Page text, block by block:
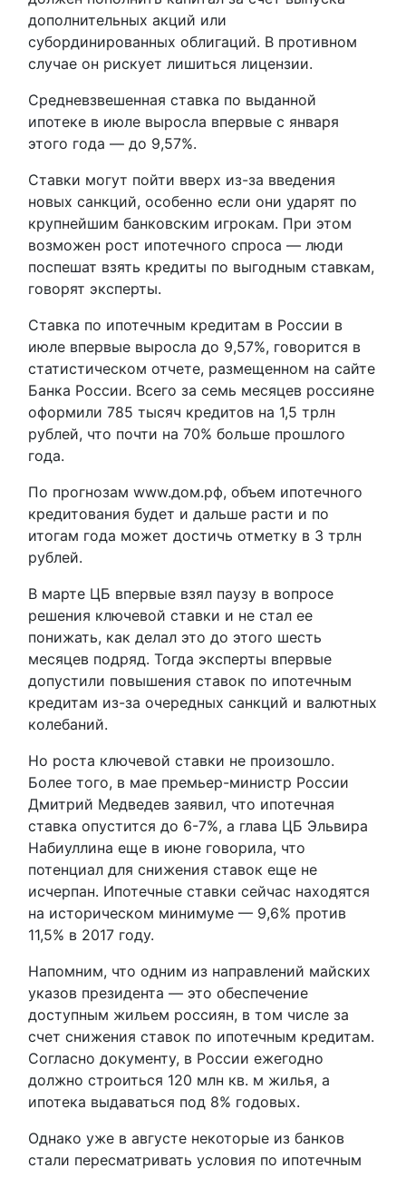
дополнительных акций или
субординированных облигаций. В противном
случае он рискует лишиться лицензии.
Средневзвешенная ставка по выданной
ипотеке в июле выросла впервые с января
этого года — до 9,57%.
Ставки могут пойти вверх из-за введения
новых санкций, особенно если они ударят по
крупнейшим банковским игрокам. При этом
возможен рост ипотечного спроса — люди
поспешат взять кредиты по выгодным ставкам,
говорят эксперты.
Ставка по ипотечным кредитам в России в
июле впервые выросла до 9,57%, говорится в
статистическом отчете, размещенном на сайте
Банка России. Всего за семь месяцев россияне
оформили 785 тысяч кредитов на 1,5 трлн
рублей, что почти на 70% больше прошлого
года.
По прогнозам www.дом.рф, объем ипотечного
кредитования будет и дальше расти и по
итогам года может достичь отметку в 3 трлн
рублей.
В марте ЦБ впервые взял паузу в вопросе
решения ключевой ставки и не стал ее
понижать, как делал это до этого шесть
месяцев подряд. Тогда эксперты впервые
допустили повышения ставок по ипотечным
кредитам из-за очередных санкций и валютных
колебаний.
Но роста ключевой ставки не произошло.
Более того, в мае премьер-министр России
Дмитрий Медведев заявил, что ипотечная
ставка опустится до 6-7%, а глава ЦБ Эльвира
Набиуллина еще в июне говорила, что
потенциал для снижения ставок еще не
исчерпан. Ипотечные ставки сейчас находятся
на историческом минимуме — 9,6% против
11,5% в 2017 году.
Напомним, что одним из направлений майских
указов президента — это обеспечение
доступным жильем россиян, в том числе за
счет снижения ставок по ипотечным кредитам.
Согласно документу, в России ежегодно
должно строиться 120 млн кв. м жилья, а
ипотека выдаваться под 8% годовых.
Однако уже в августе некоторые из банков
стали пересматривать условия по ипотечным